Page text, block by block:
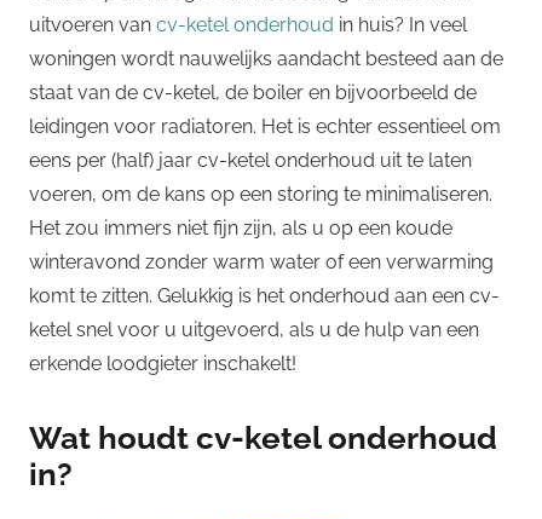
uitvoeren van cv-ketel onderhoud in huis? In veel
woningen wordt nauwelijks aandacht besteed aan de
staat van de cv-ketel, de boiler en bijvoorbeeld de
leidingen voor radiatoren. Het is echter essentieel om
eens per (half) jaar cv-ketel onderhoud uit te laten
voeren, om de kans op een storing te minimaliseren.
Het zou immers niet fijn zijn, als u op een koude
winteravond zonder warm water of een verwarming
komt te zitten. Gelukkig is het onderhoud aan een cv-
ketel snel voor u uitgevoerd, als u de hulp van een
erkende loodgieter inschakelt!
Wat houdt cv-ketel onderhoud
in?